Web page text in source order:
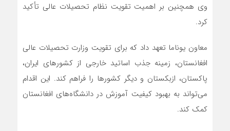
وی همچنین بر اهمیت تقویت نظام تحصیلات عالی تأکید
کرد.
معاون یوناما تعهد داد که برای تقویت وزارت تحصیلات عالی
افغانستان، زمینه جذب اساتید خارجی از کشورهای ایران،
پاکستان، ازبکستان و دیگر کشورها را فراهم کند. این اقدام
می‌تواند به بهبود کیفیت آموزش در دانشگاه‌های افغانستان
کمک کند.